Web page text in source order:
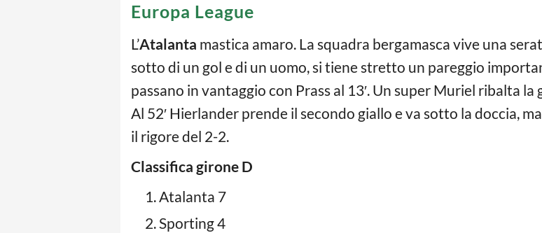
Europa League
L’Atalanta mastica amaro. La squadra bergamasca vive una
sotto di un gol e di un uomo, si tiene stretto un pareggio
passano in vantaggio con Prass al 13′. Un super Muriel ribalta
Al 52′ Hierlander prende il secondo giallo e va sotto la doccia,
il rigore del 2-2.
Classifica girone D
Atalanta 7
Sporting 4